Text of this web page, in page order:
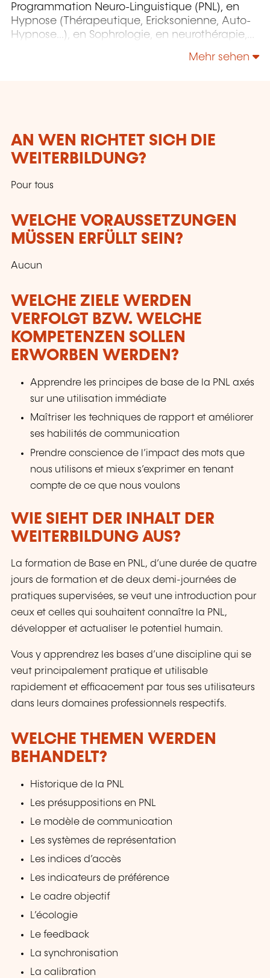
Programmation Neuro-Linguistique (PNL), en
Hypnose (Thérapeutique, Ericksonienne, Auto-
Hypnose...), en Sophrologie, en neurothérapie,
magnétisme et bien d'autres. En choisissant
Mehr sehen
AN WEN RICHTET SICH DIE
WEITERBILDUNG?
Pour tous
WELCHE VORAUSSETZUNGEN
MÜSSEN ERFÜLLT SEIN?
Aucun
WELCHE ZIELE WERDEN
VERFOLGT BZW. WELCHE
KOMPETENZEN SOLLEN
ERWORBEN WERDEN?
Apprendre les principes de base de la PNL axés
sur une utilisation immédiate
Maîtriser les techniques de rapport et améliorer
ses habilités de communication
Prendre conscience de l’impact des mots que
nous utilisons et mieux s’exprimer en tenant
compte de ce que nous voulons
WIE SIEHT DER INHALT DER
WEITERBILDUNG AUS?
La formation de Base en PNL, d’une durée de quatre
jours de formation et de deux demi-journées de
pratiques supervisées, se veut une introduction pour
ceux et celles qui souhaitent connaître la PNL,
développer et actualiser le potentiel humain.
Vous y apprendrez les bases d’une discipline qui se
veut principalement pratique et utilisable
rapidement et efficacement par tous ses utilisateurs
dans leurs domaines professionnels respectifs.
WELCHE THEMEN WERDEN
BEHANDELT?
Historique de la PNL
Les présuppositions en PNL
Le modèle de communication
Les systèmes de représentation
Les indices d’accès
Les indicateurs de préférence
Le cadre objectif
L’écologie
Le feedback
La synchronisation
La calibration